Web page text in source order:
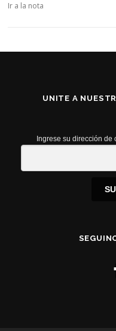
Ir a la nota
UNITE A
Ingrese su dirección